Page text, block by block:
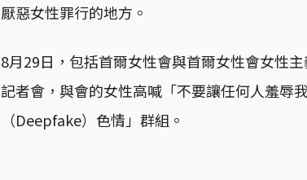
厭惡女性罪行的地方。
8月29日，包括首爾女性會與首爾女性會女性
記者會，與會的女性高喊「不要讓任何人羞辱
（Deepfake）色情」群組。